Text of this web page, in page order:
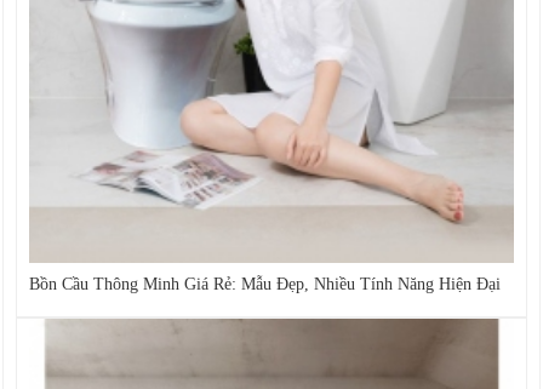
Bồn Cầu Thông Minh Giá Rẻ: Mẫu Đẹp, Nhiều Tính Năng Hiện Đại